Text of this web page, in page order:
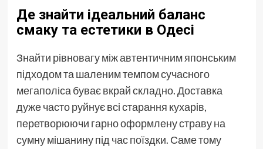
Де знайти ідеальний баланс
смаку та естетики в Одесі
Знайти рівновагу між автентичним японським
підходом та шаленим темпом сучасного
мегаполіса буває вкрай складно. Доставка
дуже часто руйнує всі старання кухарів,
перетворюючи гарно оформлену страву на
сумну мішанину під час поїздки. Саме тому